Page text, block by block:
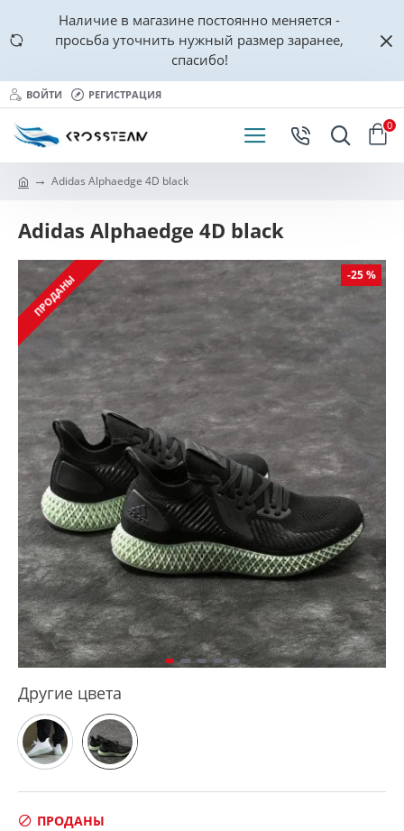
Наличие в магазине постоянно меняется -
просьба уточнить нужный размер заранее,
спасибо!
ВОЙТИ РЕГИСТРАЦИЯ
0
Adidas Alphaedge 4D black
Adidas Alphaedge 4D black
-25 %
ПРОДАНЫ
ПРОДАНЫ
Другие цвета